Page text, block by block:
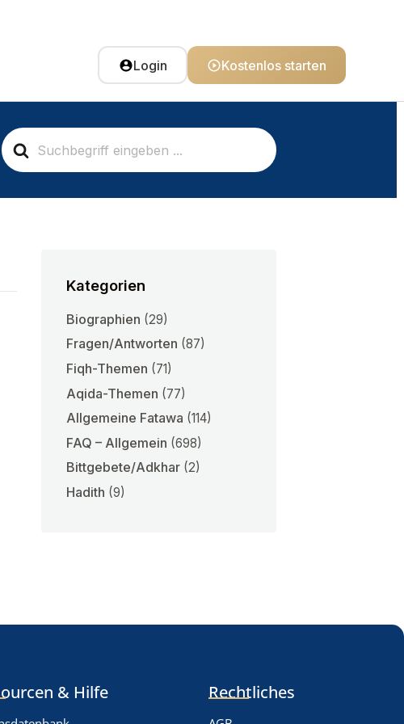
Login Kostenlos starten
S
e
a
c
Kategorien
Biographien (29)
Fragen/Antworten (87)
Fiqh-Themen (71)
Aqida-Themen (77)
Allgemeine Fatawa (114)
FAQ – Allgemein (698)
Bittgebete/Adkhar(2)
Hadith (9)
& Hilfe Rechtliches